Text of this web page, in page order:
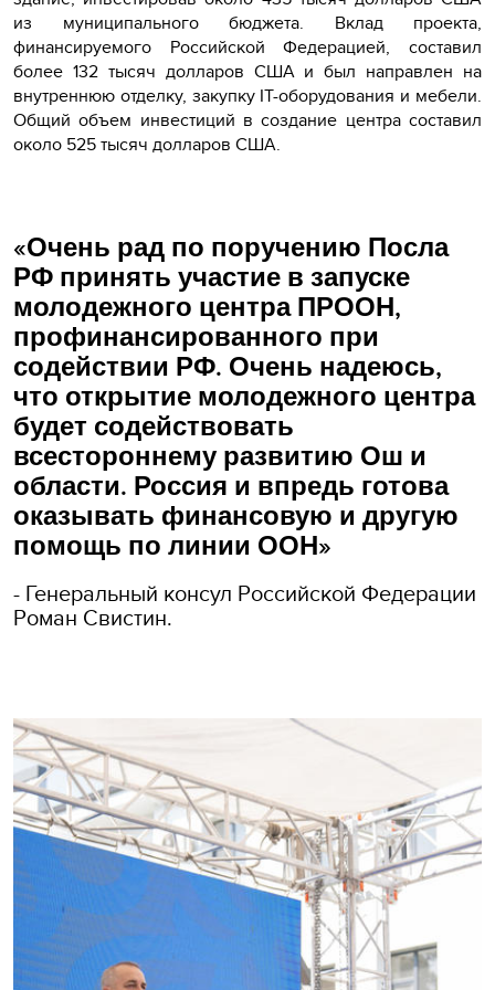
из муниципального бюджета. Вклад проекта,
финансируемого Российской Федерацией, составил
более 132 тысяч долларов США и был направлен на
внутреннюю отделку, закупку IT-оборудования и мебели.
Общий объем инвестиций в создание центра составил
около 525 тысяч долларов США.
«Очень рад по поручению Посла
РФ принять участие в запуске
молодежного центра ПРООН,
профинансированного при
содействии РФ. Очень надеюсь,
что открытие молодежного центра
будет содействовать
всестороннему развитию Ош и
области. Россия и впредь готова
оказывать финансовую и другую
помощь по линии ООН»
- Генеральный консул Российской Федерации
Роман Свистин.